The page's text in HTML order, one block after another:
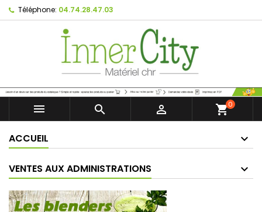
Téléphone: 04.74.28.47.03
   shopping_cart0
ACCUEIL
VENTES AUX ADMINISTRATIONS